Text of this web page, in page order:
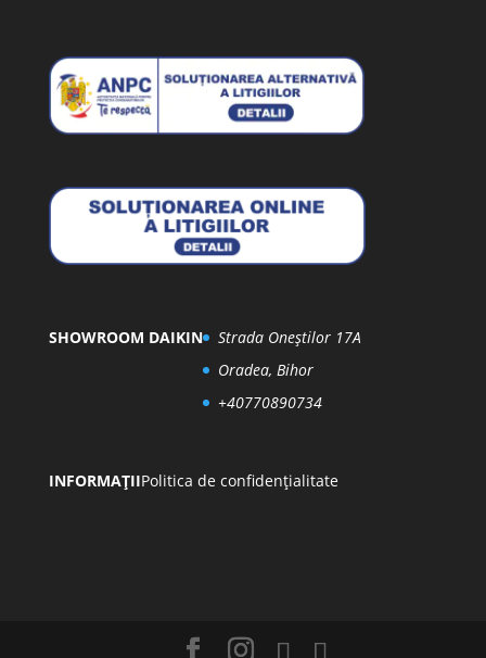
SHOWROOM DAIKIN
Strada Oneștilor 17A
Oradea, Bihor
+40770890734
INFORMAȚIIPolitica de confidențialitate